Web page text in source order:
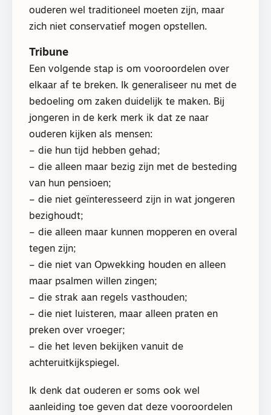
ouderen wel traditioneel moeten zijn, maar
zich niet conservatief mogen opstellen.
Tribune
Een volgende stap is om vooroordelen over
elkaar af te breken. Ik generaliseer nu met de
bedoeling om zaken duidelijk te maken. Bij
jongeren in de kerk merk ik dat ze naar
ouderen kijken als mensen:
– die hun tijd hebben gehad;
– die alleen maar bezig zijn met de besteding
van hun pensioen;
– die niet geïnteresseerd zijn in wat jongeren
bezighoudt;
– die alleen maar kunnen mopperen en overal
tegen zijn;
– die niet van Opwekking houden en alleen
maar psalmen willen zingen;
– die strak aan regels vasthouden;
– die niet luisteren, maar alleen praten en
preken over vroeger;
– die het leven bekijken vanuit de
achteruitkijkspiegel.
Ik denk dat ouderen er soms ook wel
aanleiding toe geven dat deze vooroordelen